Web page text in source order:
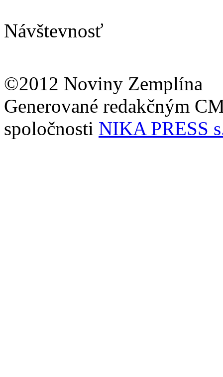
Návštevnosť
©2012 Noviny Zemplína
Generované redakčným
spoločnosti NIKA PRESS